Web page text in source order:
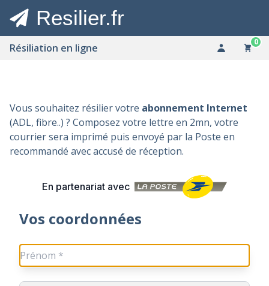
Resilier.fr
Résiliation en ligne 0
Vous souhaitez résilier votre abonnement Internet
(ADL, fibre..) ? Composez votre lettre en 2mn, votre
courrier sera imprimé puis envoyé par la Poste en
recommandé avec accusé de réception.
En partenariat avec
Vos coordonnées